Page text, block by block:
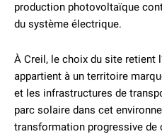
production photovoltaïque
du système électrique.
À Creil, le choix du site retient
appartient à un territoire
et les infrastructures de
parc solaire dans cet
transformation progressive